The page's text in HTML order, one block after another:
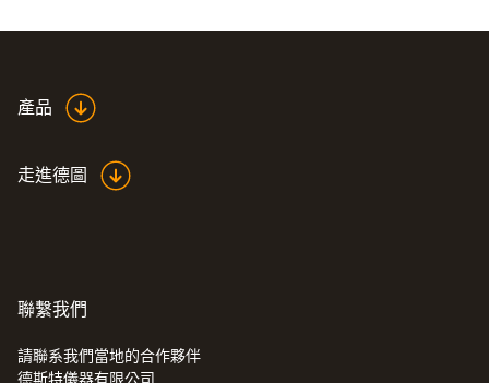
產品
走進德圖
聯繫我們
請聯系我們當地的合作夥伴
德斯特儀器有限公司